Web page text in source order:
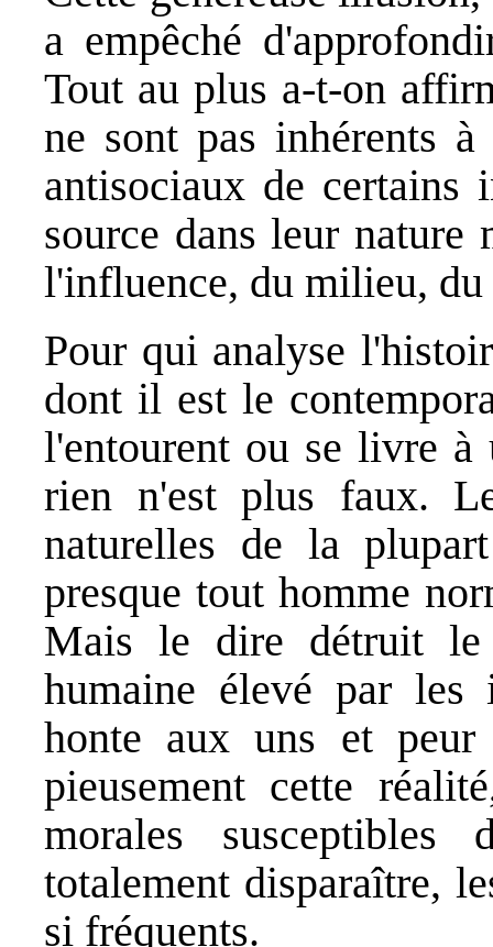
a empêché
Tout au plus a-t-on
ne sont pas inhérents
antisociaux de certains
source dans leur nature
l'influence, du milieu, du
Pour qui analyse
dont il est le
l'entourent ou se livre à
rien n'est plus faux.
naturelles de la
presque tout homme
Mais le dire détruit
humaine élevé par les
honte aux uns et
pieusement cette
morales
totalement disparaître,
si fréquents.